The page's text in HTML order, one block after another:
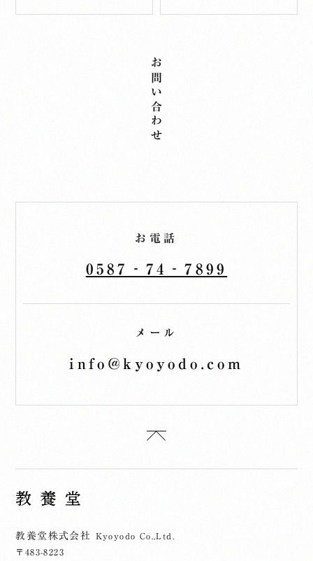
お問い合わせ
お電話
0587‐74‐7899
メール
info@kyoyodo.com
教養堂株式会社
Kyoyodo Co.,Ltd.
〒483-8223